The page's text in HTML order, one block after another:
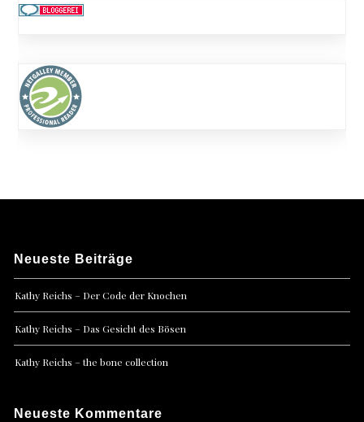
Neueste Beiträge
Kathy Reichs – Der Code der Knochen
Kathy Reichs – Das Gesicht des Bösen
Kathy Reichs – the bone collection
Neueste Kommentare